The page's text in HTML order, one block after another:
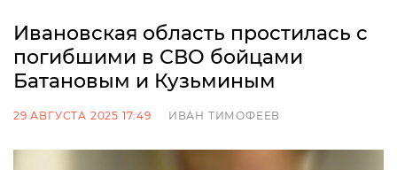
Ивановская область простилась с
погибшими в СВО бойцами
Батановым и Кузьминым
29 АВГУСТА 2025 17:49 ИВАН ТИМОФЕЕВ